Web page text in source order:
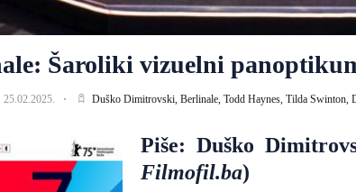
Šaroliki vizuelni
25.02.2025. Duško Dimitrovski, Berlinale, Todd Haynes, Tilda Swinton,
Piše: Duško
Filmofil.ba)